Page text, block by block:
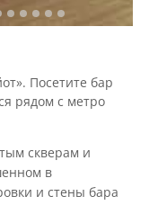
Посетите бар
рядом с метро
скверам и
в
и стены бара